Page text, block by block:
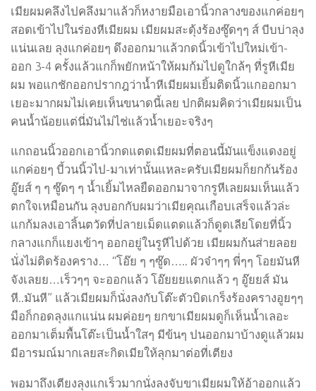
เมียผมคลึงไปคลึงมาแล้วก็หงายมือเอานิ้วกลางของแกค่อยๆ
สอดเข้าไปในร่องหีเมียผม เมียผมสะดุ้งร้องซู๊ดๆๆ ส์ บีบบ่าลุง
แน่นเลย ลุงแกค่อยๆ ดึงออกมาแล้วกดนิ้วเข้าไปใหม่เข้า-
ออก 3-4 ครั้งแล้วแกก็พยักหน้าให้ผมก้มไปดูใกล้ๆ ที่รูหีเมีย
ผม พอแกชักออกปรากฎว่าน้ำหีเมียผมเยิ้มติดนิ้วแกออกมา
เยอะมากผมไม่เคยเห็นขนาดนี้เลย ปกติผมคิดว่าเมียผมเป็น
คนน้ำน้อยแต่นี่มันไม่ไช่แล้วน้ำเยอะจริงๆ
แกถอนนิ้วออกเอานิ้วกดแตดเมียผมที่ตอนนี้มันแข็งแดงอยู่
แกค่อยๆ บี้วนนิ้วไป-มาเท่านั้นแหละครับเมียผมก็ยกก้นร้อง
อู๊ยส์ ๆ ๆ ซู๊ดๆ ๆ น้ำเยิ้มไหลยืดออกมาจากรูหีเลยผมเห็นแล้ว
ตกใจเหมือนกัน ลุงบอกกับผมว่าเมียคุณเกือบเสร็จแล้วล่ะ
แกก้มลงเอาลิ้นตวัดที่ปลายเม็ดแตดแล้วก็ดูดเลียโดยที่นิ้ว
กลางแกก็แยงเข้าๆ ออกอยู่ในรูหีไปด้วย เมียผมก้นส่ายลอย
นั่งไม่ติดร้องคราง… “โอ๊ย ๆ ๆซู๊ด….. ผัวจ๋าๆๆ พี่ๆๆ โอยมันหี
จังเลยย…เร็วๆๆ จะออกแล้ว โอ๊ยยยแตกแล้ว ๆ อู๊ยยส์ มัน
หี..มันหี” แล้วเมียผมก็นั่งลงกับโต๊ะตัวบิดเกร็งร้องครางอูยๆๆ
มือก็กอดลุงแกแน่น ผมค่อยๆ ยกขาเมียผมดูก็เห็นน้ำเลอะ
ออกมาเต็มพื้นโต๊ะเป็นน้ำใสๆ มีข้นๆ ปนออกมาบ้างดูแล้วผม
มีอารมณ์มากเลยสะกิดเมียให้ลุกมาต่อที่เตียง
พอมาถึงเตียงลุงแกเร็วมากนั่งลงจับขาเมียผมให้อ้าออกแล้ว